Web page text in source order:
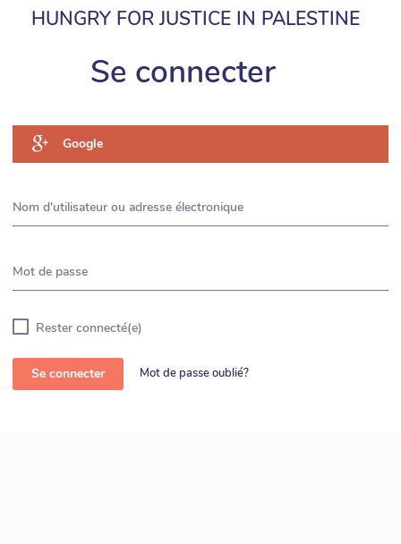
HUNGRY FOR JUSTICE IN PALESTINE
Se connecter
Google
Nom d'utilisateur ou adresse électronique
Mot de passe
Rester connecté(e)
Se connecter Mot de passe oublié?